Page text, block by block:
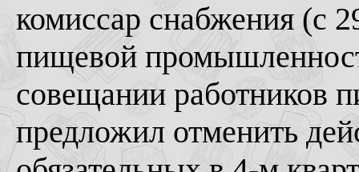
комиссар снабжения (с
пищевой
совещании работников
предложил отменить